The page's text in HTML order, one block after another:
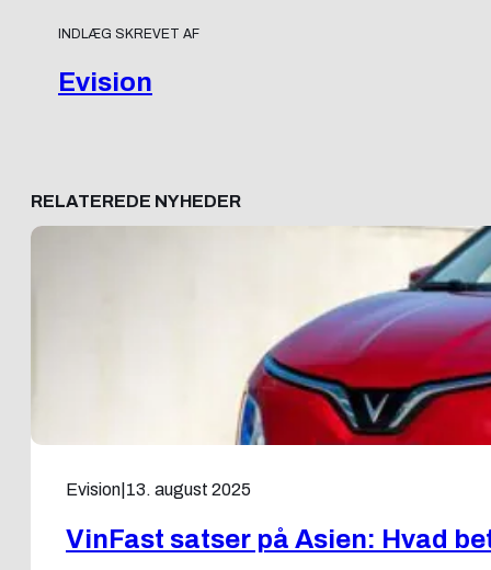
INDLÆG SKREVET AF
Evision
RELATEREDE NYHEDER
Evision 13. august 2025
VinFast satser på Asien: Hvad